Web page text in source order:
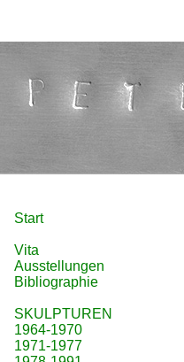
Start
Vita
Ausstellungen
Bibliographie
SKULPTUREN
1964-1970
1971-1977